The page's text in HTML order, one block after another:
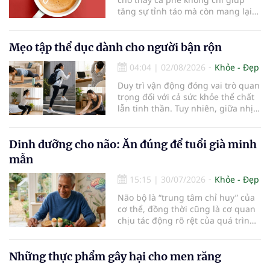
tăng sự tỉnh táo mà còn mang lại
đóng vai trò lọc độc tố, chuyển hóa
thuốc và dự trữ nhiều vitamin,
khoáng chất thiết yếu nhưng cũng
rất dễ bị tổn thương…
Mẹo tập thể dục dành cho người bận rộn
04:04 | 02/08/2026
Khỏe - Đẹp
Duy trì vận động đóng vai trò quan
trọng đối với cả sức khỏe thể chất
lẫn tinh thần. Tuy nhiên, giữa nhịp
cho các hoạt động tập luyện
thường trở thành một thách thức
Dinh dưỡng cho não: Ăn đúng để tuổi già minh
mẫn
15:15 | 30/07/2026
Khỏe - Đẹp
Não bộ là “trung tâm chỉ huy” của
cơ thể, đồng thời cũng là cơ quan
chịu tác động rõ rệt của quá trình
mạnh, có thể góp phần bảo vệ tế
bào thần kinh, duy trì trí nhớ và
Những thực phẩm gây hại cho men răng